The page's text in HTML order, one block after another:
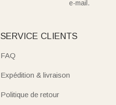
e-mail.
SERVICE CLIENTS
FAQ
Expédition & livraison
Politique de retour